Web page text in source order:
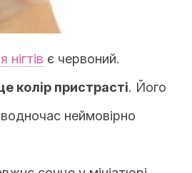
нігтів є червоний.
колір пристрасті. Його
неймовірно